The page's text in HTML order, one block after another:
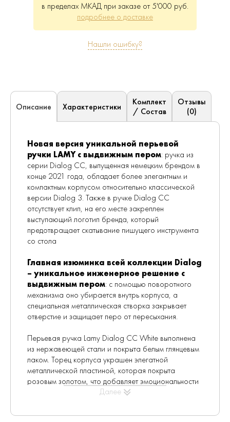
в пределах МКАД при заказе от 5'000 руб.
подробнее о доставке
Нашли ошибку?
Описание Характеристики
Комплект
/ Состав
Отзывы
(0)
Новая версия уникальной перьевой
ручки LAMY с выдвижным пером: ручка из
серии Dialog CC, выпущенная немецким брендом в
конце 2021 года, обладает более элегантным и
компактным корпусом относительно классической
версии Dialog 3. Также в ручке Dialog CC
отсутствует клип, на его месте закреплен
выступающий логотип бренда, который
предотвращает скатывание пишущего инструмента
со стола
Главная изюминка всей коллекции Dialog
– уникальное инженерное решение с
выдвижным пером: с помощью поворотного
механизма оно убирается внутрь корпуса, а
специальная металлическая створка закрывает
отверстие и защищает перо от пересыхания.
Перьевая ручка Lamy Dialog CC White выполнена
из нержавеющей стали и покрыта белым глянцевым
лаком. Торец корпуса украшен элегатной
металлической пластиной, которая покрыта
розовым золотом, что добавляет эмоциональности
общему облику ручки. Золотое 14-каратное перо
Далее